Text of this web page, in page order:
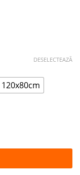
120x80cm
DESELECTEAZĂ